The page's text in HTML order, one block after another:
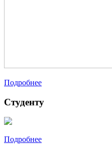
Подробнее
Студенту
Подробнее